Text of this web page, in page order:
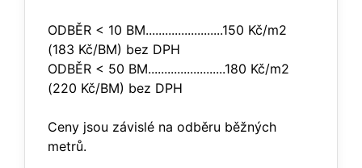
ODBĚR < 10 BM........................150 Kč/m2
(183 Kč/BM) bez DPH
ODBĚR < 50 BM........................180 Kč/m2
(220 Kč/BM) bez DPH
Ceny jsou závislé na odběru běžných
metrů.